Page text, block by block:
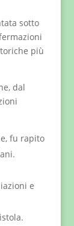
sotto
più
dal
fu rapito
e